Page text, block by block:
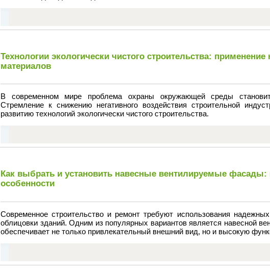
Технологии экологически чистого строительства:
материалов
В современном мире проблема охраны окружающей среды
Стремление к снижению негативного воздействия строительной
развитию технологий экологически чистого строительства.
Как выбрать и установить навесные вентилируемые фасады:
особенности
Современное строительство и ремонт требуют использования
облицовки зданий. Одним из популярных вариантов является навесной
обеспечивает не только привлекательный внешний вид, но и высокую